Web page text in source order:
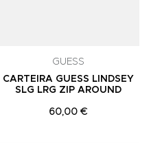
GUESS
CARTEIRA GUESS LINDSEY
SLG LRG ZIP AROUND
60,00 €